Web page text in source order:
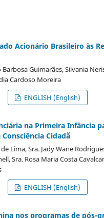
Acionário Brasileiro às
Guimarães, Silvania
Cardoso Moreira
ENGLISH (English)
na Primeira Infância
Cidadã
Lima, Sra. Jady Wane
Sra. Rosa Maria Costa
ENGLISH (English)
nos programas de pós-